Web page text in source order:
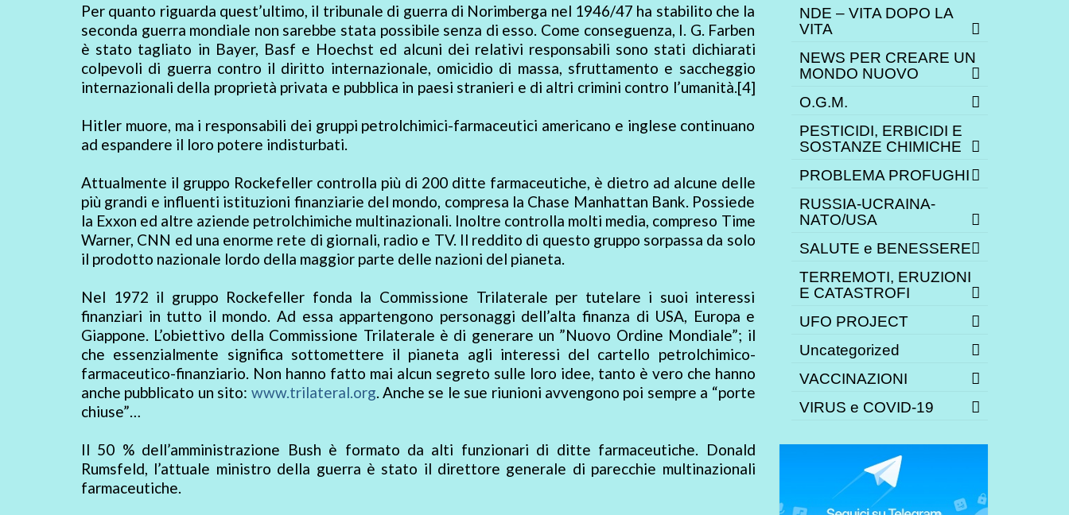
Per quanto riguarda quest’ultimo, il tribunale di guerra di Norimberga nel 1946/47 ha stabilito che la
seconda guerra mondiale non sarebbe stata possibile senza di esso. Come conseguenza, I. G. Farben
è stato tagliato in Bayer, Basf e Hoechst ed alcuni dei relativi responsabili sono stati dichiarati
colpevoli di guerra contro il diritto internazionale, omicidio di massa, sfruttamento e saccheggio
internazionali della proprietà privata e pubblica in paesi stranieri e di altri crimini contro l’umanità.[4]
Hitler muore, ma i responsabili dei gruppi petrolchimici-farmaceutici americano e inglese continuano
ad espandere il loro potere indisturbati.
Attualmente il gruppo Rockefeller controlla più di 200 ditte farmaceutiche, è dietro ad alcune delle
più grandi e influenti istituzioni finanziarie del mondo, compresa la Chase Manhattan Bank. Possiede
la Exxon ed altre aziende petrolchimiche multinazionali. Inoltre controlla molti media, compreso Time
Warner, CNN ed una enorme rete di giornali, radio e TV. Il reddito di questo gruppo sorpassa da solo
il prodotto nazionale lordo della maggior parte delle nazioni del pianeta.
Nel 1972 il gruppo Rockefeller fonda la Commissione Trilaterale per tutelare i suoi interessi
finanziari in tutto il mondo. Ad essa appartengono personaggi dell’alta finanza di USA, Europa e
Giappone. L’obiettivo della Commissione Trilaterale è di generare un ”Nuovo Ordine Mondiale”; il
che essenzialmente significa sottomettere il pianeta agli interessi del cartello petrolchimico-
farmaceutico-finanziario. Non hanno fatto mai alcun segreto sulle loro idee, tanto è vero che hanno
anche pubblicato un sito: www.trilateral.org. Anche se le sue riunioni avvengono poi sempre a “porte
chiuse”…
Il 50 % dell’amministrazione Bush è formato da alti funzionari di ditte farmaceutiche. Donald
Rumsfeld, l’attuale ministro della guerra è stato il direttore generale di parecchie multinazionali
farmaceutiche.
NDE – VITA DOPO LA
VITA
NEWS PER CREARE UN
MONDO NUOVO
O.G.M.
PESTICIDI, ERBICIDI E
SOSTANZE CHIMICHE
PROBLEMA PROFUGHI
RUSSIA-UCRAINA-
NATO/USA
SALUTE e BENESSERE
TERREMOTI, ERUZIONI
E CATASTROFI
UFO PROJECT
Uncategorized
VACCINAZIONI
VIRUS e COVID-19